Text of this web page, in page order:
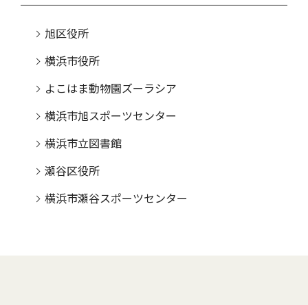
旭区役所
横浜市役所
よこはま動物園ズーラシア
横浜市旭スポーツセンター
横浜市立図書館
瀬谷区役所
横浜市瀬谷スポーツセンター